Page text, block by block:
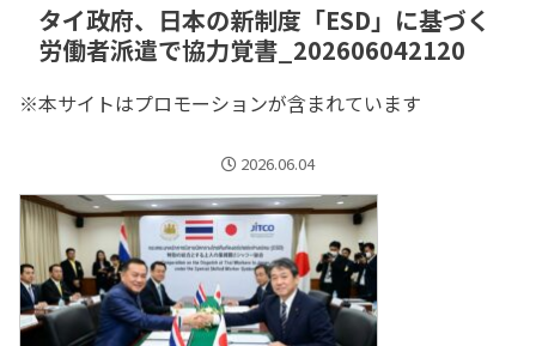
タイ政府、日本の新制度「ESD」に基づく
労働者派遣で協力覚書_202606042120
※本サイトはプロモーションが含まれています
2026.06.04